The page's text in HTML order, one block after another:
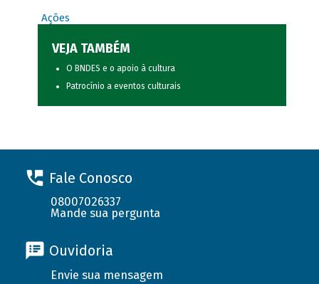
Ações
VEJA TAMBÉM
O BNDES e o apoio à cultura
Patrocínio a eventos culturais
Fale Conosco
08007026337
Mande sua pergunta
Ouvidoria
Envie sua mensagem